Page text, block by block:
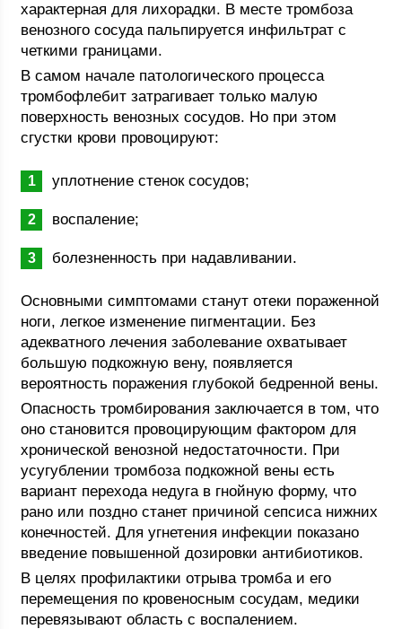
характерная для лихорадки. В месте тромбоза
венозного сосуда пальпируется инфильтрат с
четкими границами.
В самом начале патологического процесса
тромбофлебит затрагивает только малую
поверхность венозных сосудов. Но при этом
сгустки крови провоцируют:
уплотнение стенок сосудов;
воспаление;
болезненность при надавливании.
Основными симптомами станут отеки пораженной
ноги, легкое изменение пигментации. Без
адекватного лечения заболевание охватывает
большую подкожную вену, появляется
вероятность поражения глубокой бедренной вены.
Опасность тромбирования заключается в том, что
оно становится провоцирующим фактором для
хронической венозной недостаточности. При
усугублении тромбоза подкожной вены есть
вариант перехода недуга в гнойную форму, что
рано или поздно станет причиной сепсиса нижних
конечностей. Для угнетения инфекции показано
введение повышенной дозировки антибиотиков.
В целях профилактики отрыва тромба и его
перемещения по кровеносным сосудам, медики
перевязывают область с воспалением.